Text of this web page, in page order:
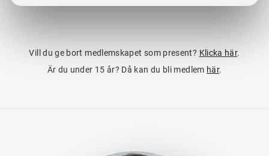
Vill du ge bort medlemskapet som present? Klicka här.
Är du under 15 år? Då kan du bli medlem här.